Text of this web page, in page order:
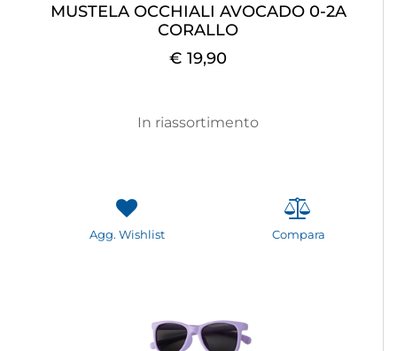
MUSTELA OCCHIALI AVOCADO 0-2A
CORALLO
€ 19,90
In riassortimento
Agg. Wishlist Compara